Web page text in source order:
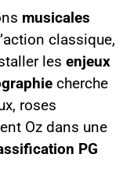
musicales
classique,
les enjeux
cherche
roses
Oz dans une
PG